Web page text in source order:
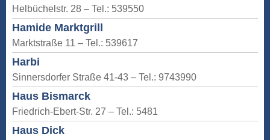
Helbüchelstr. 28 – Tel.: 539550
Hamide Marktgrill
Marktstraße 11 – Tel.: 539617
Harbi
Sinnersdorfer Straße 41-43 – Tel.: 9743990
Haus Bismarck
Friedrich-Ebert-Str. 27 – Tel.: 5481
Haus Dick